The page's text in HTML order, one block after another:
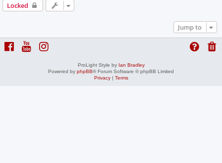
Locked
Jump to
ProLight Style by Ian Bradley
Powered by phpBB® Forum Software © phpBB Limited
Privacy| Terms